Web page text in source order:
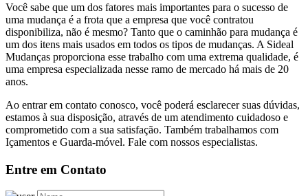
Você sabe que um dos fatores mais importantes para o sucesso de
uma mudança é a frota que a empresa que você contratou
disponibiliza, não é mesmo? Tanto que o caminhão para mudança é
um dos itens mais usados em todos os tipos de mudanças. A Sideal
Mudanças proporciona esse trabalho com uma extrema qualidade, é
uma empresa especializada nesse ramo de mercado há mais de 20
anos.
Ao entrar em contato conosco, você poderá esclarecer suas dúvidas,
estamos à sua disposição, através de um atendimento cuidadoso e
comprometido com a sua satisfação. Também trabalhamos com
Içamentos e Guarda-móvel. Fale com nossos especialistas.
Entre em Contato